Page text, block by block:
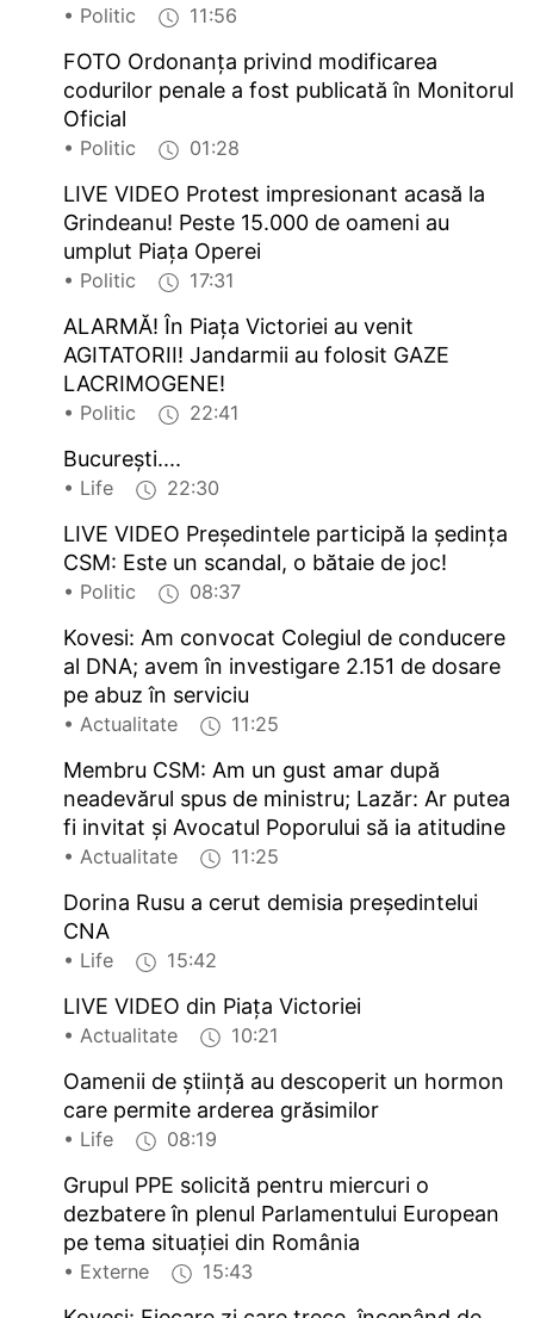
• Politic 11:56
FOTO Ordonanţa privind modificarea
codurilor penale a fost publicată în Monitorul
Oficial
• Politic 01:28
LIVE VIDEO Protest impresionant acasă la
Grindeanu! Peste 15.000 de oameni au
umplut Piața Operei
• Politic 17:31
ALARMĂ! În Piața Victoriei au venit
AGITATORII! Jandarmii au folosit GAZE
LACRIMOGENE!
• Politic 22:41
București....
• Life 22:30
LIVE VIDEO Președintele participă la ședința
CSM: Este un scandal, o bătaie de joc!
• Politic 08:37
Kovesi: Am convocat Colegiul de conducere
al DNA; avem în investigare 2.151 de dosare
pe abuz în serviciu
• Actualitate 11:25
Membru CSM: Am un gust amar după
neadevărul spus de ministru; Lazăr: Ar putea
fi invitat și Avocatul Poporului să ia atitudine
• Actualitate 11:25
Dorina Rusu a cerut demisia președintelui
CNA
• Life 15:42
LIVE VIDEO din Piața Victoriei
• Actualitate 10:21
Oamenii de știință au descoperit un hormon
care permite arderea grăsimilor
• Life 08:19
Grupul PPE solicită pentru miercuri o
dezbatere în plenul Parlamentului European
pe tema situației din România
• Externe 15:43